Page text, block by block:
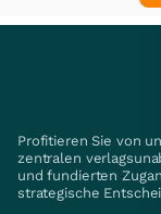
Profitieren Sie von
zentralen
und fundierten
strategische